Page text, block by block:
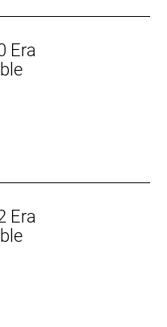
RSL TLR, Tubeless-
Dual-Compound,
Ace R9250 Di2,
Era
Era